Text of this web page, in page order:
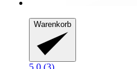
Warenkorb
5.0 (3)